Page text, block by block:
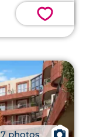
💗
7 photos
📷